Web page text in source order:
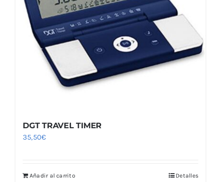
DGT TRAVEL TIMER
35,50€
Añadir al carrito Detalles